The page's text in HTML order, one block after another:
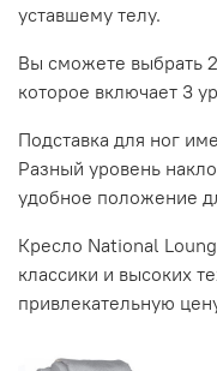
уставшему телу.
Вы сможете выбрать
которое включает 3
Подставка для ног
Разный уровень
удобное положение
Кресло National
классики и высоких
привлекательную